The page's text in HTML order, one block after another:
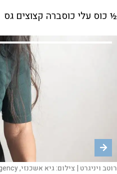
½ כוס עלי כוסברה קצוצים גס
רוטב ויניגרט | צילום:גיא אשכנזי, Karela Agency רוטב ויניגרט | צילום:גיא אשכנזי, Karela Agency רוטב ויניגרט | צילום:גיא אשכנזי, Karela Agency רוטב ויניגרט | צילום:גיא אשכנזי, Karela Agency